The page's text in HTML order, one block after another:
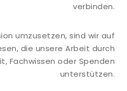
verbinden.
umzusetzen, sind wir auf
die unsere Arbeit durch
Fachwissen oder Spenden
unterstützen.